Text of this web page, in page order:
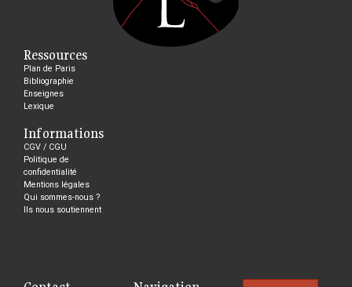
Ressources
Plan de Paris
Bibliographie
Enseignes
Lexique
Informations
CGV / CGU
Politique de
confidentialité
Mentions légales
Qui sommes-nous ?
Ils nous soutiennent